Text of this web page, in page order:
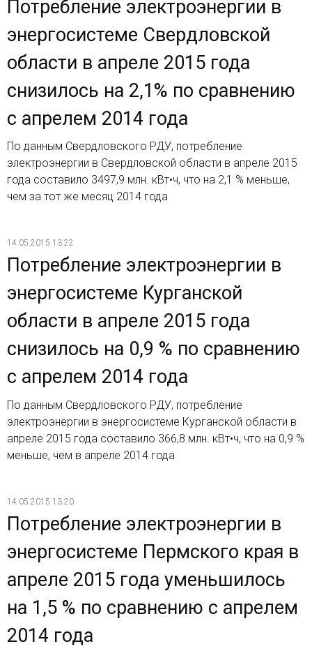
Потребление электроэнергии в
энергосистеме Свердловской
области в апреле 2015 года
снизилось на 2,1% по сравнению
с апрелем 2014 года
По данным Свердловского РДУ, потребление
электроэнергии в Свердловской области в апреле 2015
года составило 3497,9 млн. кВт•ч, что на 2,1 % меньше,
чем за тот же месяц 2014 года
14.05.2015 13:22
Потребление электроэнергии в
энергосистеме Курганской
области в апреле 2015 года
снизилось на 0,9 % по сравнению
с апрелем 2014 года
По данным Свердловского РДУ, потребление
электроэнергии в энергосистеме Курганской области в
апреле 2015 года составило 366,8 млн. кВт•ч, что на 0,9 %
меньше, чем в апреле 2014 года
14.05.2015 13:20
Потребление электроэнергии в
энергосистеме Пермского края в
апреле 2015 года уменьшилось
на 1,5 % по сравнению с апрелем
2014 года